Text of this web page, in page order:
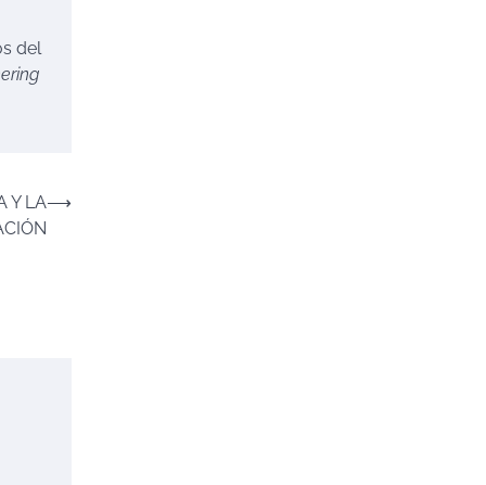
del
Y LA⟶